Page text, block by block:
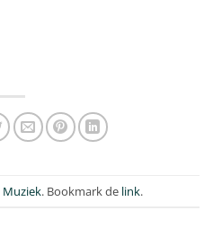
Muziek. Bookmark de link.